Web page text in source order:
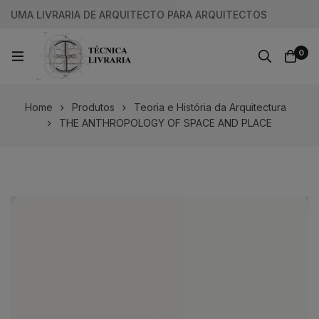
UMA LIVRARIA DE ARQUITECTO PARA ARQUITECTOS
0
Home Produtos
Teoria e História da Arquitectura
THE ANTHROPOLOGY OF SPACE AND PLACE